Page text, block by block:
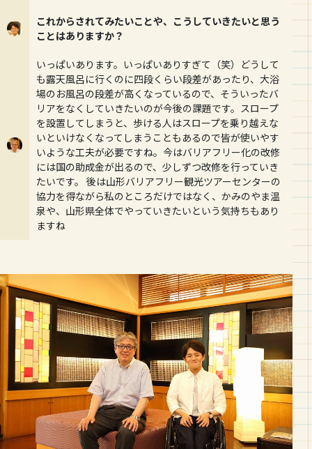
これからされてみたいことや、こうしていきたいと思う
ことはありますか？
いっぱいあります。いっぱいありすぎて（笑）どうして
も露天風呂に行くのに四段くらい段差があったり、大浴
場のお風呂の段差が高くなっているので、そういったバ
リアをなくしていきたいのが今後の課題です。スロープ
を設置してしまうと、歩ける人はスロープを乗り越えな
いといけなくなってしまうこともあるので皆が使いやす
いような工夫が必要ですね。今はバリアフリー化の改修
には国の助成金が出るので、少しずつ改修を行っていき
たいです。 後は山形バリアフリー観光ツアーセンターの
協力を得ながら私のところだけではなく、かみのやま温
泉や、山形県全体でやっていきたいという気持ちもあり
ますね